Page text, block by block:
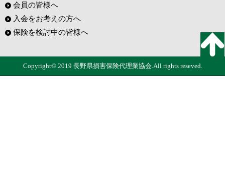
会員の皆様へ
入会をお考えの方へ
保険を検討中の皆様へ
Copyright© 2019 長野県損害保険代理業協会.All rights reseved.